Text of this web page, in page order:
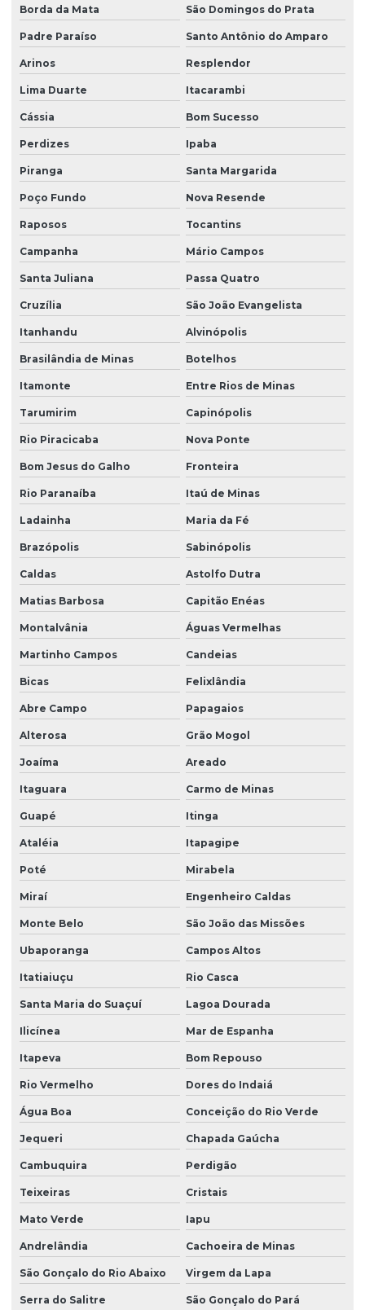
Borda da Mata São Domingos do Prata
Padre Paraíso Santo Antônio do Amparo
Arinos Resplendor
Lima Duarte Itacarambi
Cássia Bom Sucesso
Perdizes Ipaba
Piranga Santa Margarida
Poço Fundo Nova Resende
Raposos Tocantins
Campanha Mário Campos
Santa Juliana Passa Quatro
Cruzília São João Evangelista
Itanhandu Alvinópolis
Brasilândia de Minas Botelhos
Itamonte Entre Rios de Minas
Tarumirim Capinópolis
Rio Piracicaba Nova Ponte
Bom Jesus do Galho Fronteira
Rio Paranaíba Itaú de Minas
Ladainha Maria da Fé
Brazópolis Sabinópolis
Caldas Astolfo Dutra
Matias Barbosa Capitão Enéas
Montalvânia Águas Vermelhas
Martinho Campos Candeias
Bicas Felixlândia
Abre Campo Papagaios
Alterosa Grão Mogol
Joaíma Areado
Itaguara Carmo de Minas
Guapé Itinga
Ataléia Itapagipe
Poté Mirabela
Miraí Engenheiro Caldas
Monte Belo São João das Missões
Ubaporanga Campos Altos
Itatiaiuçu Rio Casca
Santa Maria do Suaçuí Lagoa Dourada
Ilicínea Mar de Espanha
Itapeva Bom Repouso
Rio Vermelho Dores do Indaiá
Água Boa Conceição do Rio Verde
Jequeri Chapada Gaúcha
Cambuquira Perdigão
Teixeiras Cristais
Mato Verde Iapu
Andrelândia Cachoeira de Minas
São Gonçalo do Rio Abaixo Virgem da Lapa
Serra do Salitre São Gonçalo do Pará